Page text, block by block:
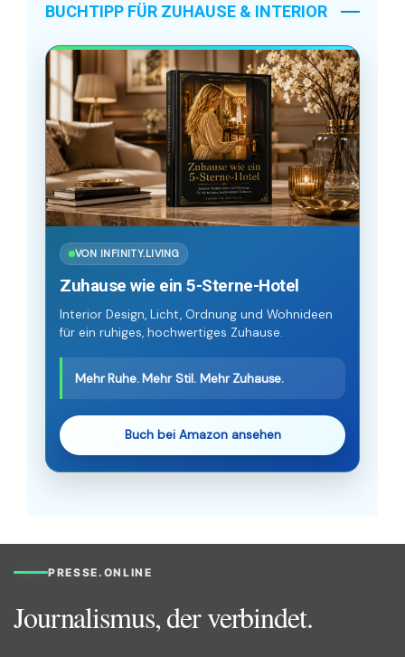
BUCHTIPP FÜR ZUHAUSE & INTERIOR
VON INFINITY.LIVING
Zuhause wie ein 5-Sterne-Hotel
Interior Design, Licht, Ordnung und Wohnideen
für ein ruhiges, hochwertiges Zuhause.
Mehr Ruhe. Mehr Stil. Mehr Zuhause.
Buch bei Amazon ansehen
PRESSE.ONLINE
Journalismus, der verbindet.